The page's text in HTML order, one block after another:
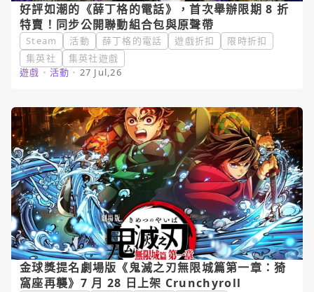
好評如潮的《薛丁格的電話》，首次舉辦限期 8 折
特賣！同步公開聯動組合包與原聲帶
Steam 活動 薛丁格的電話 遊戲折扣
限時折扣
集英社
集英社遊戲
遊戲 ・ 活動 ・ 27 Jul,26
金球獎提名劇場版《鬼滅之刃無限城篇第一章：猗
窩座再襲》7 月 28 日上架 Crunchyroll